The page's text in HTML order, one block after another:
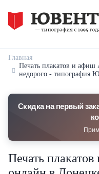
Главная
Печать плакатов и
недорого - типография
Скидка на первый
Печать